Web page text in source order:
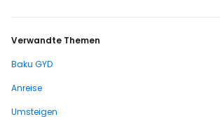
Verwandte Themen
Baku GYD
Anreise
Umsteigen